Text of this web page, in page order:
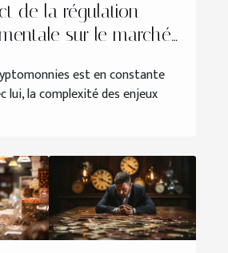
de la régulation
sur le marché
en 2024
est en constante
lui, la complexité des enjeux